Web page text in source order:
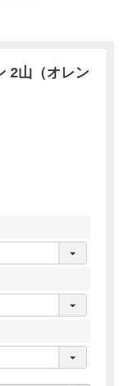
2山（オレン